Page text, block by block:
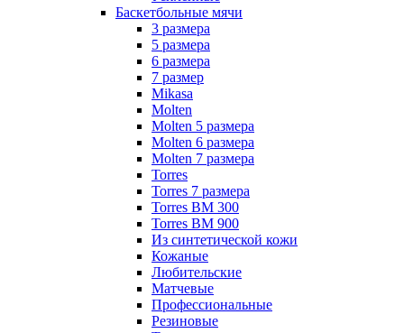
Баскетбольные мячи
3 размера
5 размера
6 размера
7 размер
Mikasa
Molten
Molten 5 размера
Molten 6 размера
Molten 7 размера
Torres
Torres 7 размера
Torres BM 300
Torres BM 900
Из синтетической кожи
Кожаные
Любительские
Матчевые
Профессиональные
Резиновые